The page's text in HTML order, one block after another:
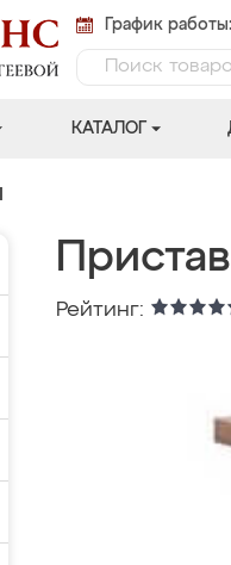
График
КАТАЛОГ
Рейтинг: